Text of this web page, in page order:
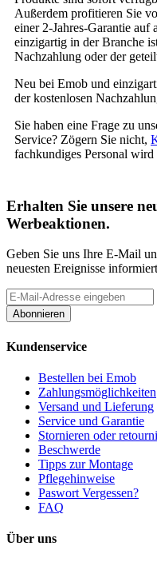
Außerdem profitieren Sie
einer 2-Jahres-Garantie
einzigartig in der Branche
Nachzahlung oder der
Neu bei Emob und
der kostenlosen
Sie haben eine Frage zu
Service? Zögern Sie nicht,
fachkundiges Personal
Erhalten Sie unsere
Werbeaktionen.
Geben Sie uns Ihre E-Mail
neuesten Ereignisse
Abonnieren
Kundenservice
Bestellen bei Emob
Zahlungsmöglichkeiten
Versand und Lieferung
Service und Garantie
Stornieren oder
Beschwerde
Tipps zur Montage
Pflegehinweise
Paswort Vergessen?
FAQ
Über uns